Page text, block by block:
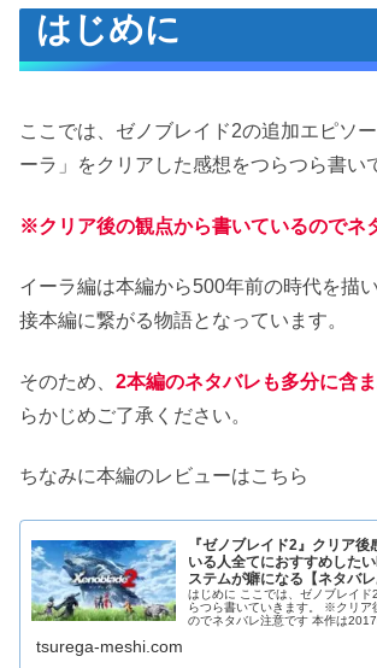
ゲーム概要
イーラ編の特徴
進化した戦闘システム
リザーブHP
繋ぎ、繋がるヒトノワ
感想
良かった点
イーラ編を彩るキャラ達
シン
ラウラ
カスミ
はじめに
ここでは、ゼノブレイド2の追加エピソ
ーラ」をクリアした感想をつらつら書い
※クリア後の観点から書いているのでネ
イーラ編は本編から500年前の時代を描
接本編に繋がる物語となっています。
そのため、 2本編のネタバレも多分に含
らかじめご了承ください。
ちなみに本編のレビューはこちら
『ゼノブレイド2』クリア
いる人全てにおすすめした
ステムが癖になる【ネタバレ
はじめに ここでは、ゼノブレイド
らつら書いていきます。 ※クリア
のでネタバレ注意です 本作は
tsurega-meshi.com